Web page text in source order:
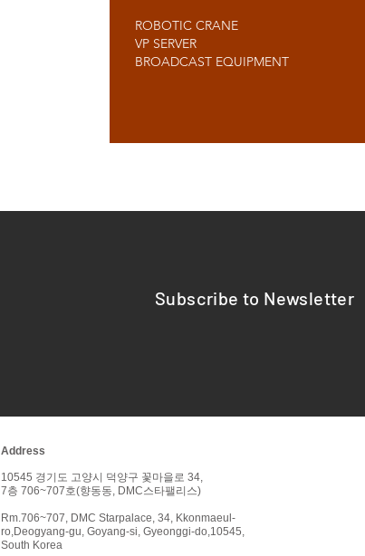
ROBOTIC CRANE
VP SERVER
BROADCAST EQUIPMENT
Subscribe to Newsletter
Address
10545 경기도 고양시 덕양구 꽃마을로 34,
7층 706~707호(향동동, DMC스타팰리스)
Rm.706~707, DMC Starpalace, 34, Kkonmaeul-
ro,Deogyang-gu, Goyang-si, Gyeonggi-do,10545,
South Korea